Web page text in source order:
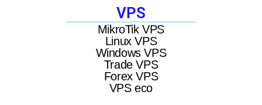
VPS
MikroTik VPS
Linux VPS
Windows VPS
Trade VPS
Forex VPS
VPS eco